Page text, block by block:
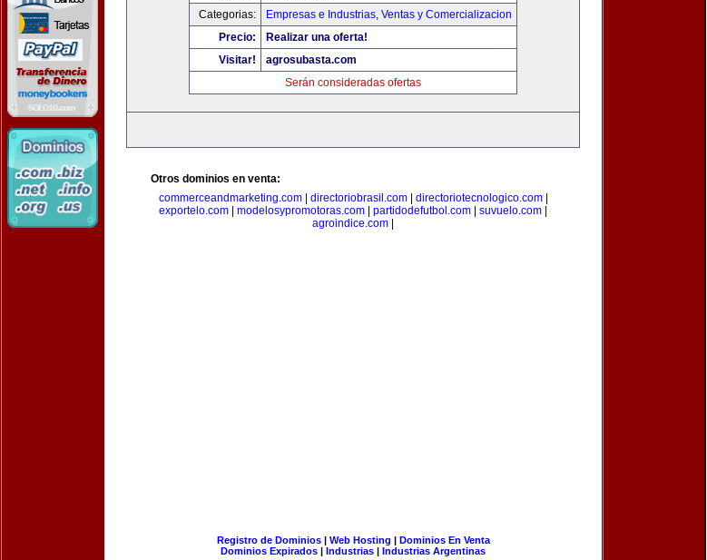
Categorias:
Empresas e Industrias, Ventas y Comercializacion
Precio:
Realizar una oferta!
Visitar!
agrosubasta.com
Serán consideradas ofertas
Otros dominios en venta:
commerceandmarketing.com| directoriobrasil.com| directoriotecnologico.com|
exportelo.com
modelosypromotoras.com partidodefutbol.com suvuelo.com
agroindice.com
Registro de Dominios| Web Hosting | Dominios En Venta
Dominios Expirados | Industrias | Industrias Argentinas